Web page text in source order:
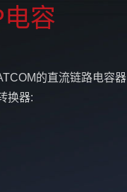
容
的直流链路电容器
换器: